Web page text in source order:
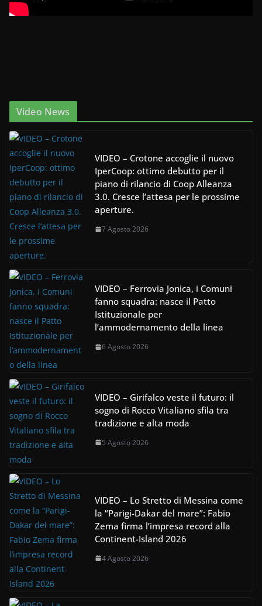
Video News
VIDEO – Crotone accoglie il nuovo
IperCoop: ottimo debutto per il
piano di rilancio di Coop Alleanza
3.0. Cresce l’attesa per le prossime
aperture.
7 Agosto 2026
VIDEO – Ferrovia Jonica, i Comuni
fanno squadra: nasce il Patto
Istituzionale per
l’ammodernamento della linea
6 Agosto 2026
VIDEO – Girifalco veste il futuro: il
sogno di Rocco Vitaliano sfila tra
tradizione e alta moda
5 Agosto 2026
VIDEO – Lo Stretto di Messina come
la “Parigi-Dakar del mare”: Fabio
Zema firma l’impresa record alla
Continent-Island 2026
4 Agosto 2026